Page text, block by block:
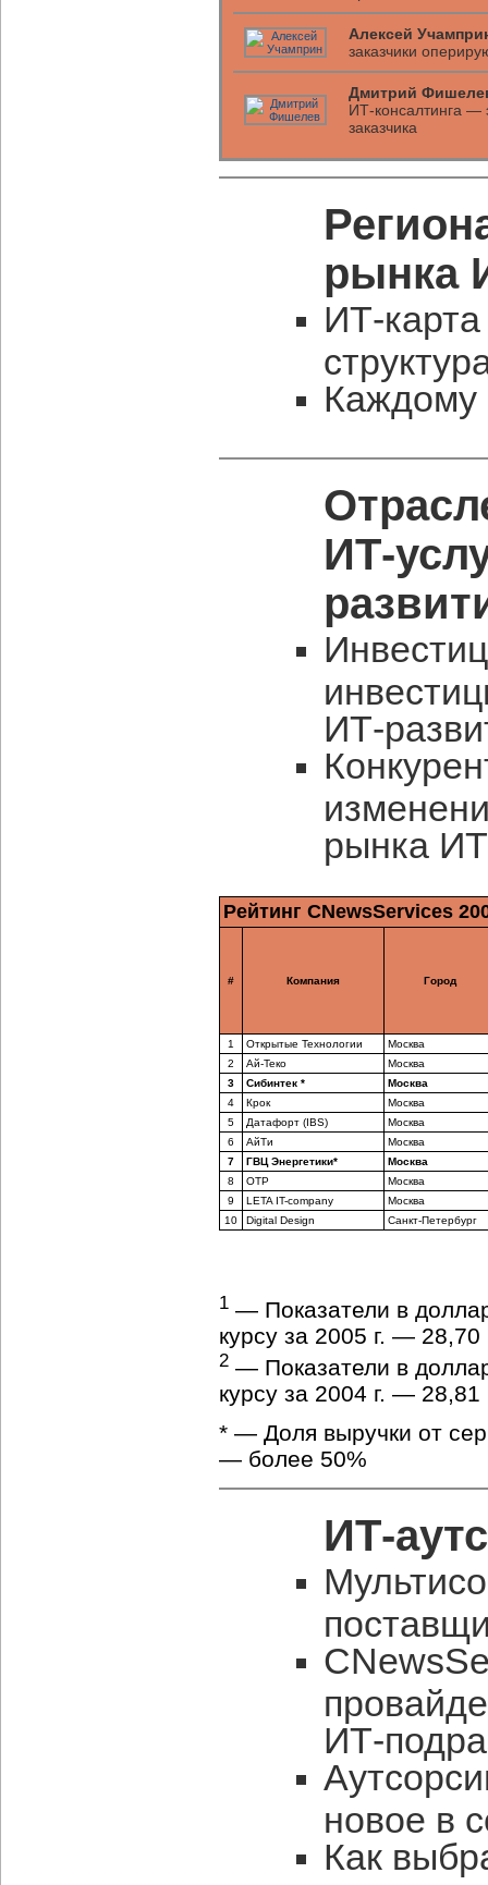
Алексей
заказчики
Дмитрий
ИТ-консалтинга —
заказчика
рынка
ИТ-
Каждому
ИТ-
ИТ-
рынка
Рейтинг CNewsServices
# Компания Город
1 Открытые Технологии
Москва
2
Ай-Теко
Москва
3
Сибинтек *
Москва
4
Крок
Москва
5
Датафорт (IBS)
Москва
6
АйТи
Москва
7
ГВЦ Энергетики*
Москва
8
ОТР
Москва
9
LETA IT-company
Москва
10
Digital Design Санкт-Петербург
1 — Показатели в
курсу за 2005 г. — 28,70
2 — Показатели в
курсу за 2004 г. — 28,81
* — Доля выручки от
— более 50%
ИТ-
ИТ-
новое в
Как